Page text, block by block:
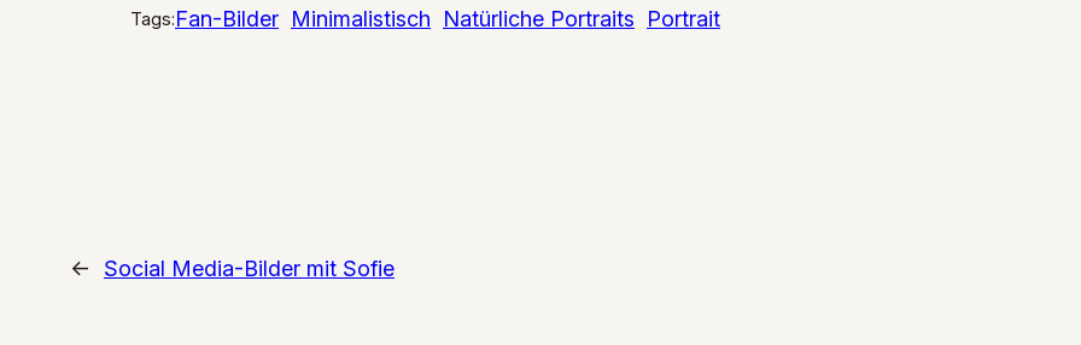
Tags:Fan-Bilder Minimalistisch Natürliche Portraits Portrait
← Social Media-Bilder mit Sofie